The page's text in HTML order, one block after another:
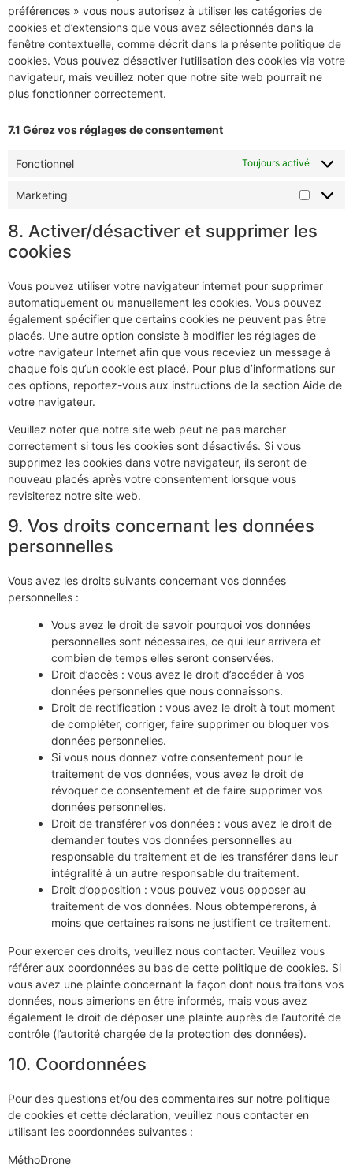
préférences » vous nous autorisez à utiliser les catégories de
cookies et d’extensions que vous avez sélectionnés dans la
fenêtre contextuelle, comme décrit dans la présente politique de
cookies. Vous pouvez désactiver l’utilisation des cookies via votre
navigateur, mais veuillez noter que notre site web pourrait ne
plus fonctionner correctement.
7.1 Gérez vos réglages de consentement
Fonctionnel Toujours activé
Marketing
8. Activer/désactiver et supprimer les
cookies
Vous pouvez utiliser votre navigateur internet pour supprimer
automatiquement ou manuellement les cookies. Vous pouvez
également spécifier que certains cookies ne peuvent pas être
placés. Une autre option consiste à modifier les réglages de
votre navigateur Internet afin que vous receviez un message à
chaque fois qu’un cookie est placé. Pour plus d’informations sur
ces options, reportez-vous aux instructions de la section Aide de
votre navigateur.
Veuillez noter que notre site web peut ne pas marcher
correctement si tous les cookies sont désactivés. Si vous
supprimez les cookies dans votre navigateur, ils seront de
nouveau placés après votre consentement lorsque vous
revisiterez notre site web.
9. Vos droits concernant les données
personnelles
Vous avez les droits suivants concernant vos données
personnelles :
Vous avez le droit de savoir pourquoi vos données
personnelles sont nécessaires, ce qui leur arrivera et
combien de temps elles seront conservées.
Droit d’accès : vous avez le droit d’accéder à vos
données personnelles que nous connaissons.
Droit de rectification : vous avez le droit à tout moment
de compléter, corriger, faire supprimer ou bloquer vos
données personnelles.
Si vous nous donnez votre consentement pour le
traitement de vos données, vous avez le droit de
révoquer ce consentement et de faire supprimer vos
données personnelles.
Droit de transférer vos données : vous avez le droit de
demander toutes vos données personnelles au
responsable du traitement et de les transférer dans leur
intégralité à un autre responsable du traitement.
Droit d’opposition : vous pouvez vous opposer au
traitement de vos données. Nous obtempérerons, à
moins que certaines raisons ne justifient ce traitement.
Pour exercer ces droits, veuillez nous contacter. Veuillez vous
référer aux coordonnées au bas de cette politique de cookies. Si
vous avez une plainte concernant la façon dont nous traitons vos
données, nous aimerions en être informés, mais vous avez
également le droit de déposer une plainte auprès de l’autorité de
contrôle (l’autorité chargée de la protection des données).
10. Coordonnées
Pour des questions et/ou des commentaires sur notre politique
de cookies et cette déclaration, veuillez nous contacter en
utilisant les coordonnées suivantes :
MéthoDrone